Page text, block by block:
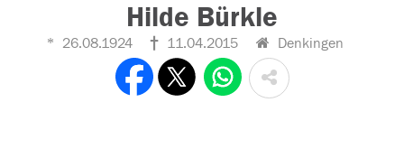
Hilde Bürkle
26.08.1924 11.04.2015 Denkingen